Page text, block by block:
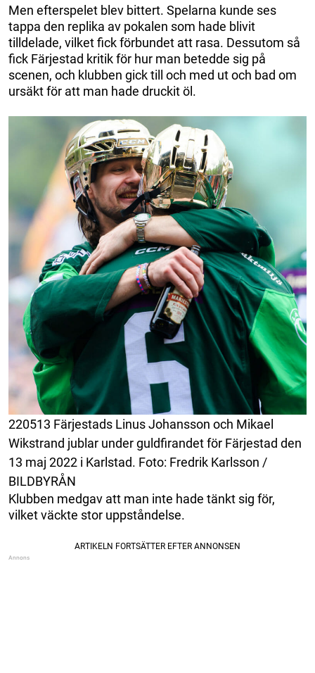
Men efterspelet blev bittert. Spelarna kunde ses
tappa den replika av pokalen som hade blivit
tilldelade, vilket fick förbundet att rasa. Dessutom så
fick Färjestad kritik för hur man betedde sig på
scenen, och klubben gick till och med ut och bad om
ursäkt för att man hade druckit öl.
220513 Färjestads Linus Johansson och Mikael
Wikstrand jublar under guldfirandet för Färjestad den
13 maj 2022 i Karlstad. Foto: Fredrik Karlsson /
BILDBYRÅN
Klubben medgav att man inte hade tänkt sig för,
vilket väckte stor uppståndelse.